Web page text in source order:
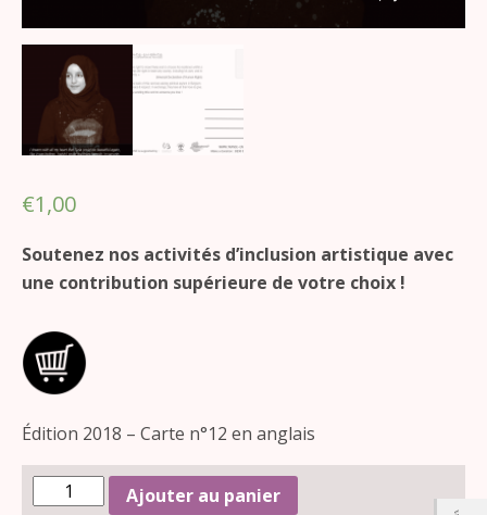
€1,00
Soutenez nos activités d’inclusion artistique avec
une contribution supérieure de votre choix !
Édition 2018 – Carte n°12 en anglais
Ajouter au panier